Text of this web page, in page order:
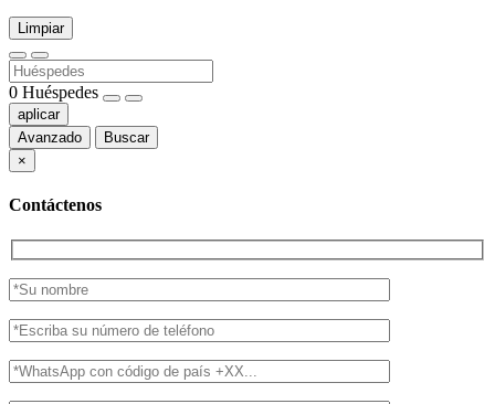
Limpiar
0 Huéspedes
aplicar
Avanzado
Buscar
×
Contáctenos